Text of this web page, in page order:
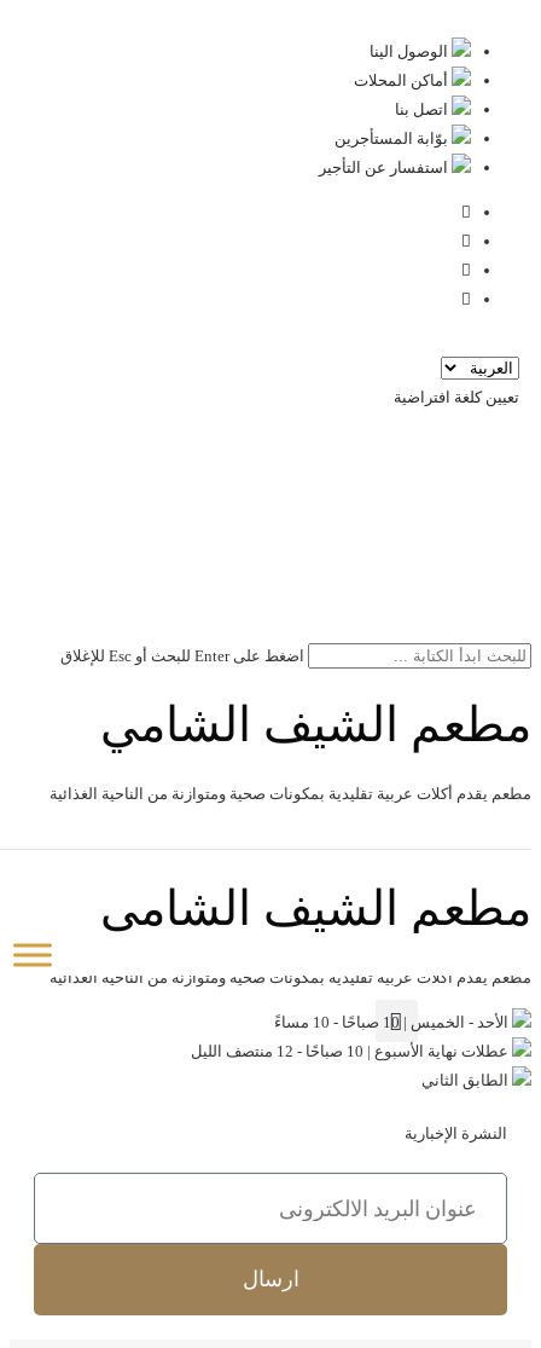
الوصول الينا
أماكن المحلات
اتصل بنا
ﺑﻮّاﺑﺔ اﻟﻤﺴﺘﺄﺟﺮﻳﻦ
استفسار عن التأجير
تعيين كلغة افتراضية
اضغط على Enter للبحث أو Esc للإغلاق
مطعم الشيف الشامي
مطعم يقدم أكلات عربية تقليدية بمكونات صحية ومتوازنة من الناحية الغذائية
مطعم الشيف الشامي
مطعم يقدم أكلات عربية تقليدية بمكونات صحية ومتوازنة من الناحية الغذائية
الأحد - الخميس | 10 صباحًا - 10 مساءً
عطلات نهاية الأسبوع | 10 صباحًا - 12 منتصف الليل
الطابق الثاني
النشرة الإخبارية
ارسال